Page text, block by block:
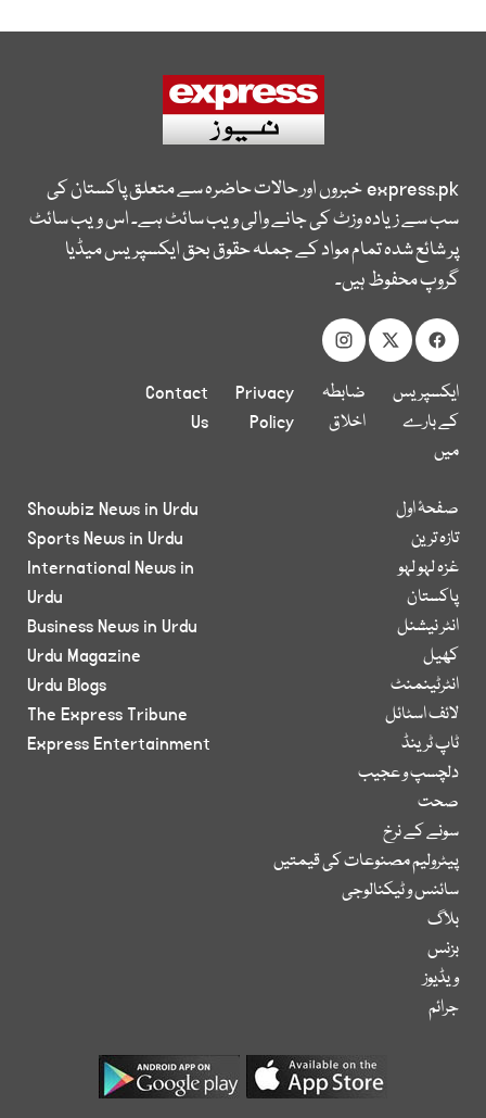
express.pkخبروں اور حالات حاضرہ سے متعلق پاکستان کی
سب سے زیادہ وزٹ کی جانے والی ویب سائٹ ہے۔ اس ویب سائٹ
پر شائع شدہ تمام مواد کے جملہ حقوق بحق ایکسپریس میڈیا
گروپ محفوظ ہیں۔
ایکسپریس
کے بارے
میں
ضابطہ
اخلاق
Privacy
Policy
Contact
Us
صفحۂ اول
تازہ ترین
غزہ لہو لہو
پاکستان
انٹر نیشنل
کھیل
انٹرٹینمنٹ
لائف اسٹائل
ٹاپ ٹرینڈ
دلچسپ و عجیب
صحت
سونے کے نرخ
پیٹرولیم مصنوعات کی قیمتیں
سائنس و ٹیکنالوجی
بلاگ
بزنس
ویڈیوز
جرائم
Showbiz News in Urdu
Sports News in Urdu
International News in
Urdu
Business News in Urdu
Urdu Magazine
Urdu Blogs
The Express Tribune
Express Entertainment